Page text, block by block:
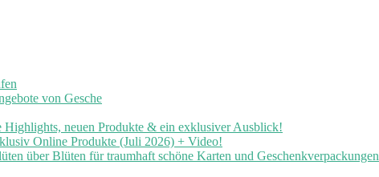
von Gesche
neuen Produkte & ein exklusiver Ausblick!
Online Produkte (Juli 2026) + Video!
über Blüten für traumhaft schöne Karten und Geschenkverpackungen